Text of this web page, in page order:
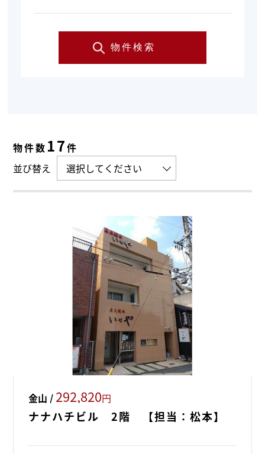
物件検索
物件数 17件
並び替え
金山 / 292,820円
ナナハチビル 2階 【担当：松本】